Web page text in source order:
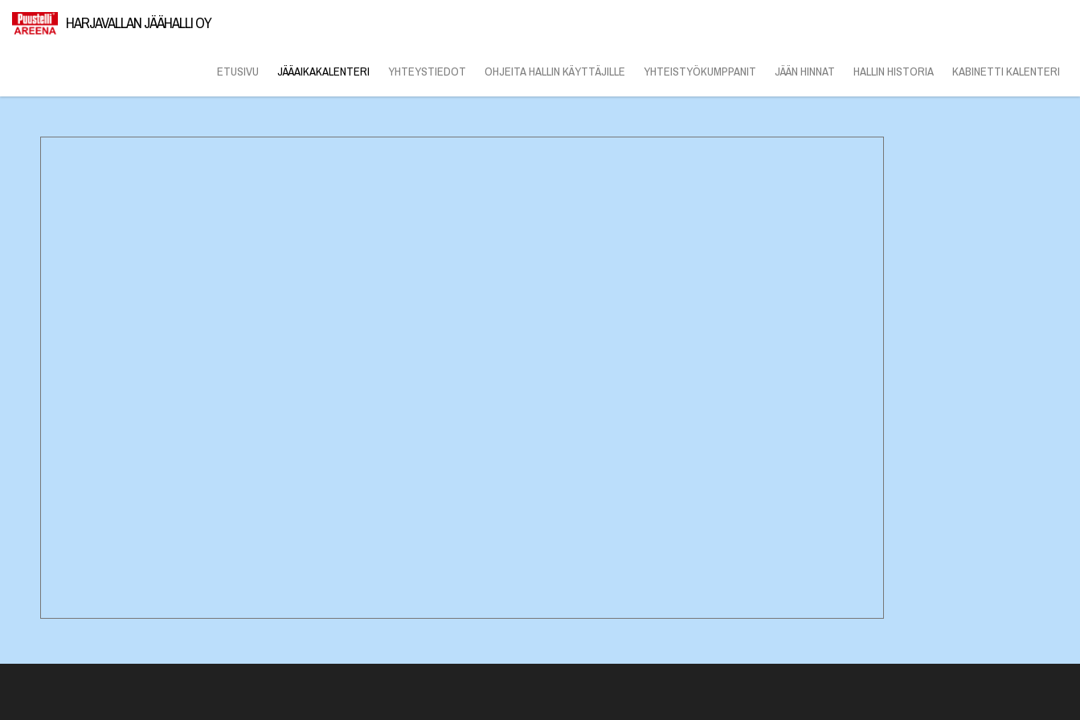
HARJAVALLAN JÄÄHALLI OY
ETUSIVU JÄÄAIKAKALENTERI YHTEYSTIEDOT OHJEITA HALLIN KÄYTTÄJILLE YHTEISTYÖKUMPPANIT JÄÄN HINNAT HALLIN HISTORIA KABINETTI KALENTERI